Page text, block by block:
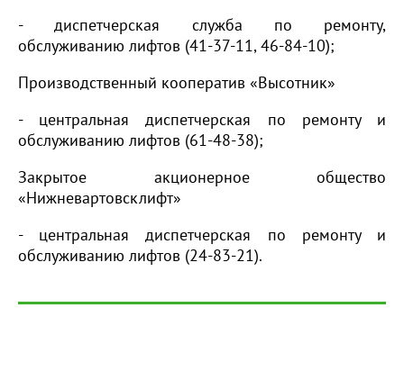
- диспетчерская служба по ремонту,
обслуживанию лифтов (41-37-11, 46-84-10);
Производственный кооператив «Высотник»
- центральная диспетчерская по ремонту и
обслуживанию лифтов (61-48-38);
Закрытое акционерное общество
«Нижневартовсклифт»
- центральная диспетчерская по ремонту и
обслуживанию лифтов (24-83-21).